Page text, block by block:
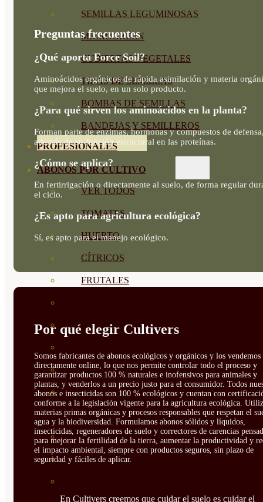
SEMILLAS LEGUMINOSAS
MICROGREEN
CUBIERTAS VEGETALES
TIRAS DE SEMILLAS
BOMBAS DE SEMILLAS
BANDEJAS Y SEMILLEROS
PROFESIONALES
ABONOS POR CULTIVO
VER TODOS
TOMATES
HUERTO
CÍTRICOS
FRUTALES
BONSAI
OLIVO
CACTUS, CRASAS Y
SUCULENTAS
PLANTAS DE INTERIOR
ORQUIDEAS
Preguntas frecuentes
¿Qué aporta Force Soil?
Aminoácidos orgánicos de rápida asimilación y materia
que mejora el suelo, en un solo producto.
¿Para qué sirven los aminoácidos en la planta?
Forman parte de enzimas, hormonas y compuestos de
además de su función estructural en las proteínas.
¿Cómo se aplica?
En fertirrigación o directamente al suelo, de forma regular
el ciclo.
¿Es apto para agricultura ecológica?
Sí, es apto para el manejo ecológico.
Por qué elegir Cultivers
Somos fabricantes de abonos ecológicos y orgánicos y los vendemos
directamente online, lo que nos permite controlar todo el proceso y
garantizar productos 100 % naturales e inofensivos para animales y
plantas, y venderlos a un precio justo para el consumidor. Todos
abonos e insecticidas son 100 % ecológicos y cuentan con
conforme a la legislación vigente para la agricultura ecológica.
materias primas orgánicas y procesos responsables que respetan el
agua y la biodiversidad. Formulamos abonos sólidos y líquidos,
insecticidas, regeneradores de suelo y correctores de carencias
para mejorar la fertilidad de la tierra, aumentar la productividad y
el impacto ambiental, siempre con productos seguros, sin plazo de
seguridad y fáciles de aplicar.
En Cultivers creemos que cuidar el suelo es cuidar el